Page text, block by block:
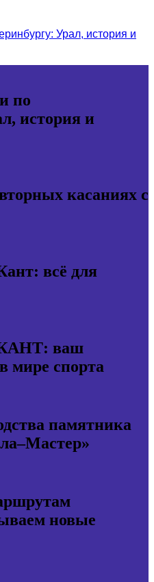
Урал, история и
по
история и
касаниях с
всё для
КАНТ: ваш
мире спорта
памятника
новые